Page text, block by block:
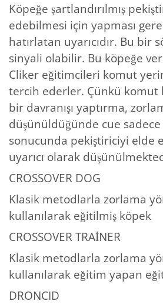
Köpeğe şartlandırılmış
edebilmesi için yapması
hatırlatan uyarıcıdır. Bu bir
sinyali olabilir. Bu köpeğe
Cliker eğitimcileri komut
tercih ederler. Çünkü komut
bir davranışı yaptırma,
düşünüldüğünde cue sadece
sonucunda pekiştiriciyi elde
uyarıcı olarak
CROSSOVER DOG
Klasik metodlarla zorlama
kullanılarak eğitilmiş köpek
CROSSOVER TRAİNER
Klasik metodlarla zorlama
kullanılarak eğitim yapan
DRONCID